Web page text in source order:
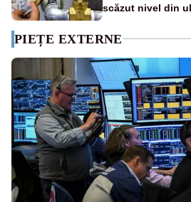
scăzut nivel din
PIEȚE EXTERNE